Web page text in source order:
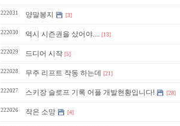
222031 양말봉지 [3]
222030 역시 시즌권을 샀어야.... [13]
222029 드디어 시작 [5]
222028 무주 리프트 작동 하는데 [21]
222027 스키장 슬로프 기록 어플 개발현황입니다! [28]
222026 작은 소망 [4]